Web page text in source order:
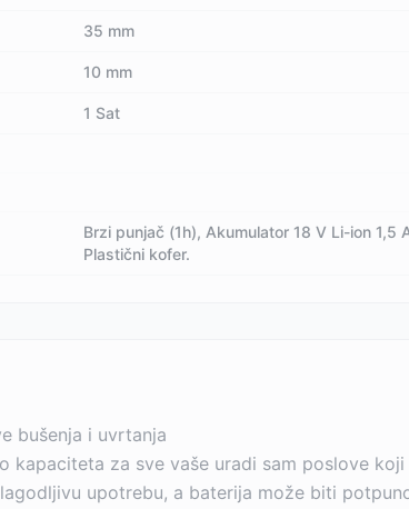
35 mm
10 mm
1 Sat
Brzi punjač (1h), Akumulator 18 V Li-ion
Plastični kofer.
bušenja i uvrtanja
kapaciteta za sve vaše uradi sam poslove
upotrebu, a baterija može biti